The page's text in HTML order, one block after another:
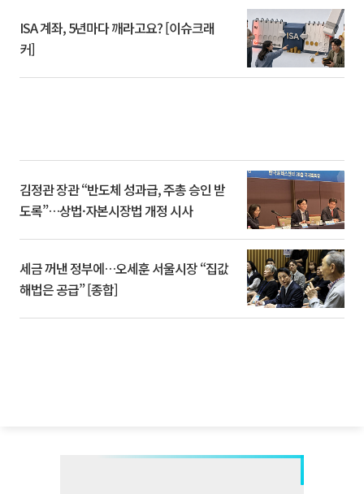
ISA 계좌, 5년마다 깨라고요? [이슈크래
커]
김정관 장관 “반도체 성과급, 주총 승인 받
도록”…상법·자본시장법 개정 시사
세금 꺼낸 정부에…오세훈 서울시장 “집값
해법은 공급” [종합]